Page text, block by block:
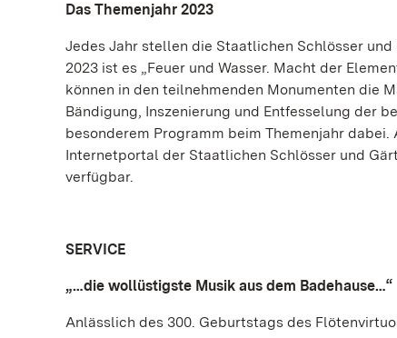
Das Themenjahr 2023
Jedes Jahr stellen die Staatlichen Schlösser
2023 ist es „Feuer und Wasser. Macht der
können in den teilnehmenden Monumenten die
Bändigung, Inszenierung und Entfesselung der
besonderem Programm beim Themenjahr
Internetportal der Staatlichen Schlösser und
verfügbar.
SERVICE
„…die wollüstigste Musik aus dem Badehause…“
Anlässlich des 300. Geburtstags des